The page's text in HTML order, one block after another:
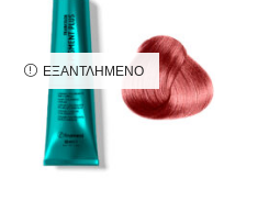
ΕΞΑΝΤΛΗΜΈΝΟ